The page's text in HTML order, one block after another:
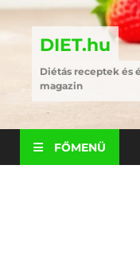
DIET.hu
Diétás receptek és
magazin
FŐMENÜ